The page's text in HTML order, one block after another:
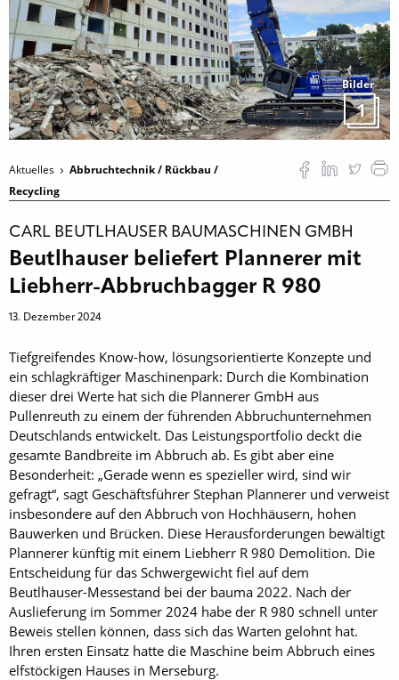
Bilder
1
Aktuelles
Abbruchtechnik / Rückbau /
Recycling
CARL BEUTLHAUSER BAUMASCHINEN GMBH
Beutlhauser beliefert Plannerer mit
Liebherr-Abbruchbagger R 980
13. Dezember 2024
Tiefgreifendes Know-how, lösungsorientierte Konzepte und
ein schlagkräftiger Maschinenpark: Durch die Kombination
dieser drei Werte hat sich die Plannerer GmbH aus
Pullenreuth zu einem der führenden Abbruchunternehmen
Deutschlands entwickelt. Das Leistungsportfolio deckt die
gesamte Bandbreite im Abbruch ab. Es gibt aber eine
Besonderheit: „Gerade wenn es spezieller wird, sind wir
gefragt“, sagt Geschäftsführer Stephan Plannerer und verweist
insbesondere auf den Abbruch von Hochhäusern, hohen
Bauwerken und Brücken. Diese Herausforderungen bewältigt
Plannerer künftig mit einem Liebherr R 980 Demolition. Die
Entscheidung für das Schwergewicht fiel auf dem
Beutlhauser-Messestand bei der bauma 2022. Nach der
Auslieferung im Sommer 2024 habe der R 980 schnell unter
Beweis stellen können, dass sich das Warten gelohnt hat.
Ihren ersten Einsatz hatte die Maschine beim Abbruch eines
elfstöckigen Hauses in Merseburg.